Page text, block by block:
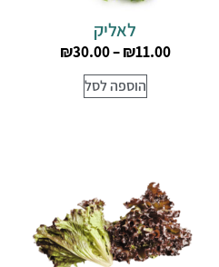
לאליק
₪11.00
–
₪30.00
הוספה לסל